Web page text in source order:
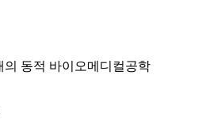
의 동적 바이오메디컬공학